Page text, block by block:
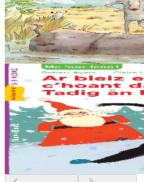
Hiziv emañ ar Bleiz Droch oc'h en
Chom da chaseal er vro-mañ, sed a
washañ. Graet eo ma soñj ganin...
Er stok13,50 €
6 vloaz hag ouzhpenn
Sav-heol
Ar bleiz en doa c'hoant da
Abaoe savet an heol emañ ar bleiz
dreid o skornañ en erc’h, riell ouzh
deus, ken en deus. Ha setu...
Er stok